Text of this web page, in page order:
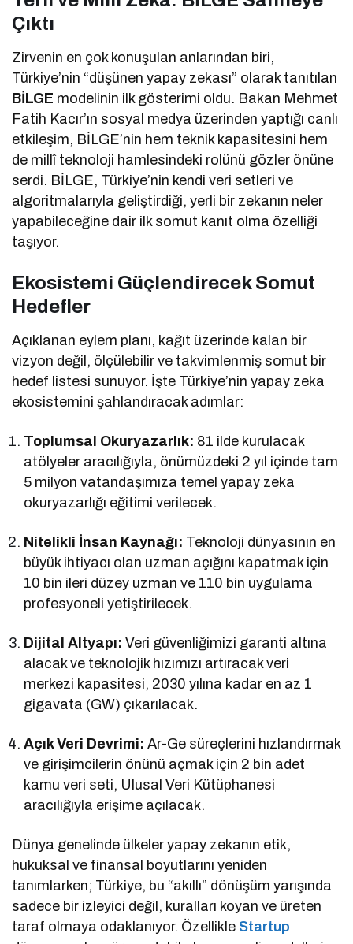
Çıktı
Zirvenin en çok konuşulan anlarından biri,
Türkiye’nin “düşünen yapay zekası” olarak tanıtılan
BİLGE modelinin ilk gösterimi oldu. Bakan Mehmet
Fatih Kacır’ın sosyal medya üzerinden yaptığı canlı
etkileşim, BİLGE’nin hem teknik kapasitesini hem
de millî teknoloji hamlesindeki rolünü gözler önüne
serdi. BİLGE, Türkiye’nin kendi veri setleri ve
algoritmalarıyla geliştirdiği, yerli bir zekanın neler
yapabileceğine dair ilk somut kanıt olma özelliği
taşıyor.
Ekosistemi Güçlendirecek Somut
Hedefler
Açıklanan eylem planı, kağıt üzerinde kalan bir
vizyon değil, ölçülebilir ve takvimlenmiş somut bir
hedef listesi sunuyor. İşte Türkiye’nin yapay zeka
ekosistemini şahlandıracak adımlar:
Toplumsal Okuryazarlık: 81 ilde kurulacak
atölyeler aracılığıyla, önümüzdeki 2 yıl içinde tam
5 milyon vatandaşımıza temel yapay zeka
okuryazarlığı eğitimi verilecek.
Nitelikli İnsan Kaynağı: Teknoloji dünyasının en
büyük ihtiyacı olan uzman açığını kapatmak için
10 bin ileri düzey uzman ve 110 bin uygulama
profesyoneli yetiştirilecek.
Dijital Altyapı: Veri güvenliğimizi garanti altına
alacak ve teknolojik hızımızı artıracak veri
merkezi kapasitesi, 2030 yılına kadar en az 1
gigavata (GW) çıkarılacak.
Açık Veri Devrimi: Ar-Ge süreçlerini hızlandırmak
ve girişimcilerin önünü açmak için 2 bin adet
kamu veri seti, Ulusal Veri Kütüphanesi
aracılığıyla erişime açılacak.
Dünya genelinde ülkeler yapay zekanın etik,
hukuksal ve finansal boyutlarını yeniden
tanımlarken; Türkiye, bu “akıllı” dönüşüm yarışında
sadece bir izleyici değil, kuralları koyan ve üreten
taraf olmaya odaklanıyor. Özellikle Startup